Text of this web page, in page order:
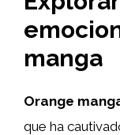
manga
Orange
que ha